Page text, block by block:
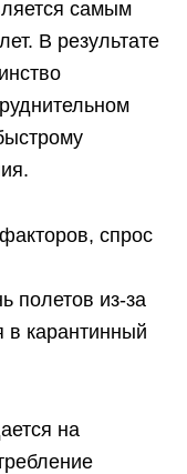
самым
В результате
спрос
полетов из-за
в карантинный
на